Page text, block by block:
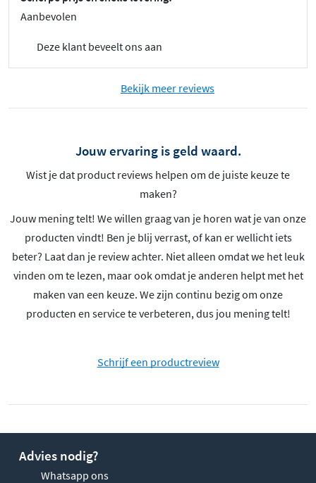
Aanbevolen
Deze klant beveelt ons aan
Bekijk meer reviews
Jouw ervaring is geld waard.
Wist je dat product reviews helpen om de juiste keuze te
maken?
Jouw mening telt! We willen graag van je horen wat je van onze
producten vindt! Ben je blij verrast, of kan er wellicht iets
beter? Laat dan je review achter. Niet alleen omdat we het leuk
vinden om te lezen, maar ook omdat je anderen helpt met het
maken van een keuze. We zijn continu bezig om onze
producten en service te verbeteren, dus jou mening telt!
Schrijf een productreview
Advies nodig?
Whatsapp ons